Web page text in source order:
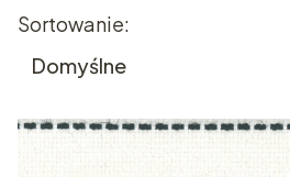
Lista produktów
Sortowanie:
Domyślne